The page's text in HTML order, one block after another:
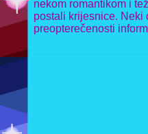
nekom romantikom i
postali krijesnice. Neki
preopterečenosti